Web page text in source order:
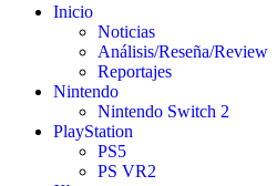
Inicio
Noticias
Análisis/Reseña/Review
Reportajes
Nintendo
Nintendo Switch 2
PlayStation
PS5
PS VR2